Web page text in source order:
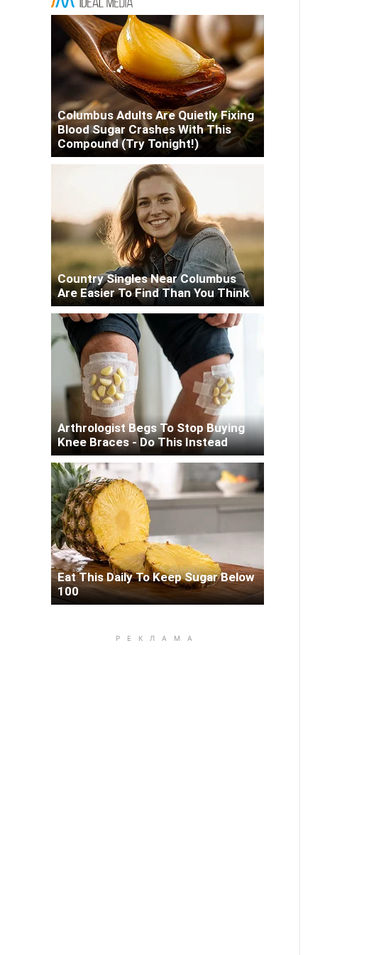
Columbus Adults Are Quietly Fixing
Blood Sugar Crashes With This
Compound (Try Tonight!)
Country Singles Near Columbus
Are Easier To Find Than You Think
Arthrologist Begs To Stop Buying
Knee Braces - Do This Instead
Eat This Daily To Keep Sugar Below
100